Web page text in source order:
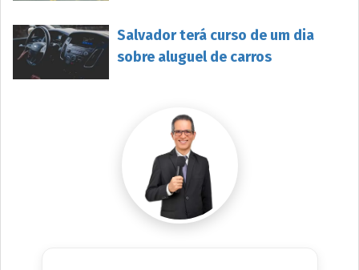
Salvador terá curso de um dia
sobre aluguel de carros